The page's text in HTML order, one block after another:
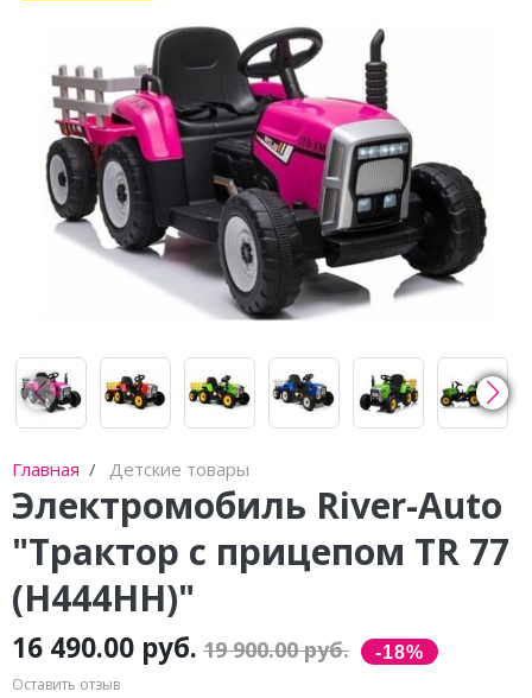
Главная Детские товары
Электромобиль River-Auto
"Трактор с прицепом TR 77
(Н444НН)"
16 490.00 руб. 19 900.00 руб.
Оставить отзыв
Премиум под заказ
Аксессуары